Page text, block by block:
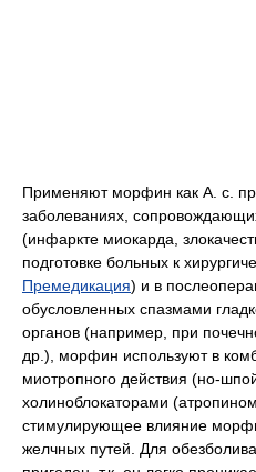
Применяют морфин как А. с.
заболеваниях,
(инфаркте миокарда,
подготовке больных к
Премедикация) и в
обусловленных спазмами
органов (например, при
др.), морфин используют в
миотропного действия (но-
холиноблокаторами
стимулирующее влияние
желчных путей. Для